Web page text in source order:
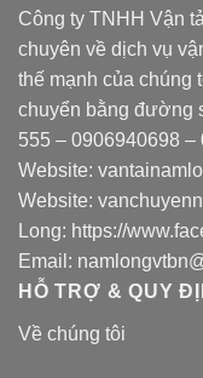
Công ty TNHH Vận
chuyên về dịch vụ
thế mạnh của chúng
chuyển bằng đường
555 – 0906940698 –
Website:
Website:
Long: https://
Email:
HỖ TRỢ & QUY
Về chúng tôi